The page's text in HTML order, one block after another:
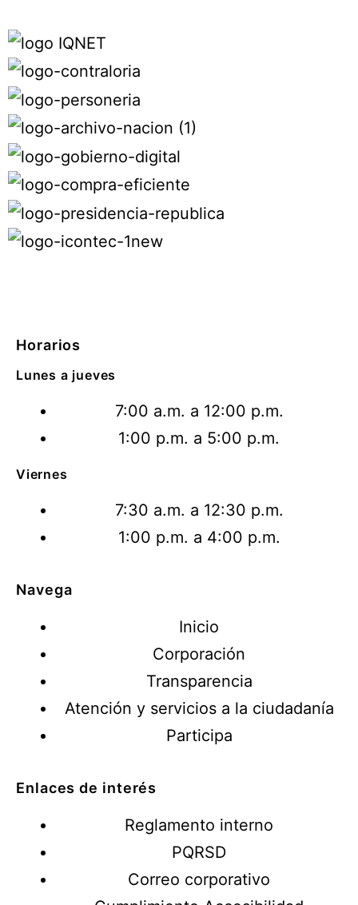
Horarios
Lunes a jueves
7:00 a.m. a 12:00 p.m.
1:00 p.m. a 5:00 p.m.
Viernes
7:30 a.m. a 12:30 p.m.
1:00 p.m. a 4:00 p.m.
Navega
Inicio
Corporación
Transparencia
Atención y servicios a la ciudadanía
Participa
Enlaces de interés
Reglamento interno
PQRSD
Correo corporativo